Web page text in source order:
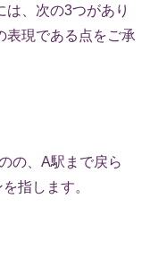
、次の3つがあり
表現である点をご承
の、A駅まで戻ら
指します。